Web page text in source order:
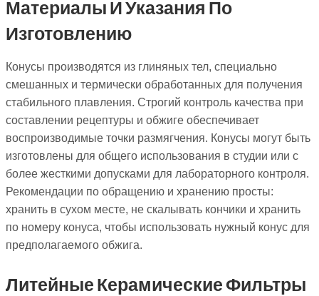
Материалы И Указания По
Изготовлению
Конусы производятся из глиняных тел, специально
смешанных и термически обработанных для получения
стабильного плавления. Строгий контроль качества при
составлении рецептуры и обжиге обеспечивает
воспроизводимые точки размягчения. Конусы могут быть
изготовлены для общего использования в студии или с
более жесткими допусками для лабораторного контроля.
Рекомендации по обращению и хранению просты:
хранить в сухом месте, не скалывать кончики и хранить
по номеру конуса, чтобы использовать нужный конус для
предполагаемого обжига.
Литейные Керамические Фильтры